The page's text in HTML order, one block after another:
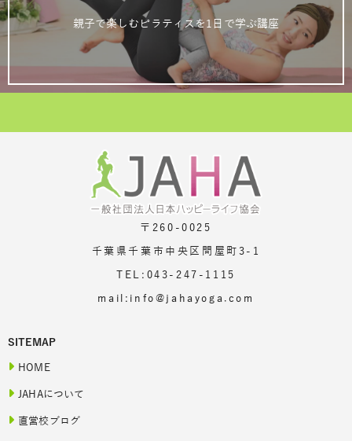
親子で楽しむピラティスを1日で学ぶ講座
〒260-0025
千葉県千葉市中央区問屋町3-1
TEL:043-247-1115
mail:info@jahayoga.com
SITEMAP
HOME
JAHAについて
直営校ブログ